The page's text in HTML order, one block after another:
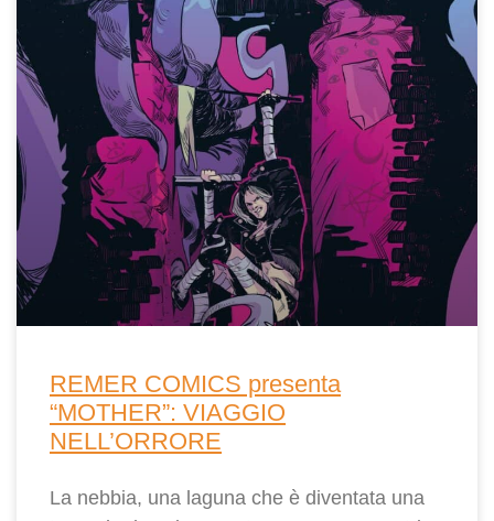
REMER COMICS presenta
“MOTHER”: VIAGGIO
NELL’ORRORE
La nebbia, una laguna che è diventata una